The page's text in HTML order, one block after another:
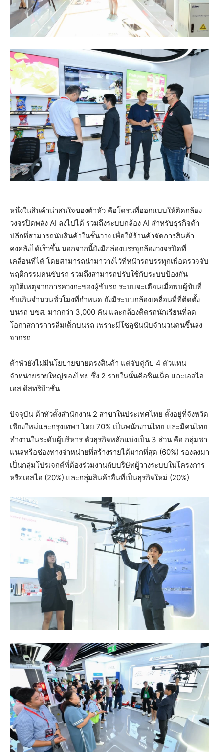
หนึ่งในสินค้าน่าสนใจของต้าหัว คือโดรนที่ออกแบบให้ติดกล้อง
วงจรปิดพลัง AI ลงไปได้ รวมถึงระบบกล้อง AI สำหรับธุรกิจค้า
ปลีกที่สามารถนับสินค้าในชั้นวาง เพื่อให้ร้านค้าจัดการสินค้า
คงคลังได้เร็วขึ้น นอกจากนี้ยังมีกล่องบรรจุกล้องวงจรปิดที่
เคลื่อนที่ได้ โดยสามารถนำมาวางไว้ที่หน้ารถบรรทุกเพื่อตรวจจับ
พฤติกรรมคนขับรถ รวมถึงสามารถปรับใช้กับระบบป้องกัน
อุบัติเหตุจากการควงกะของผู้ขับรถ ระบบจะเตือนเมื่อพบผู้ขับที่
ขับเกินจำนวนชั่วโมงที่กำหนด ยังมีระบบกล้องเคลื่อนที่ที่ติดตั้ง
บนรถ บขส. มากกว่า 3,000 คัน และกล้องติดรถนักเรียนที่ลด
โอกาสการการลืมเด็กบนรถ เพราะมีโซลูชันนับจำนวนคนขึ้นลง
จากรถ
ต้าหัวยังไม่มีนโยบายขายตรงสินค้า แต่จับคู่กับ 4 ตัวแทน
จำหน่ายรายใหญ่ของไทย ซึ่ง 2 รายในนั้นคือซินเน็ค และเอสไอ
เอส ดิสทริบิวชั่น
ปัจจุบัน ต้าหัวตั้งสำนักงาน 2 สาขาในประเทศไทย ตั้งอยู่ที่จังหวัด
เชียงใหม่และกรุงเทพฯ โดย 70% เป็นพนักงานไทย และมีคนไทย
ทำงานในระดับผู้บริหาร ตัวธุรกิจหลักแบ่งเป็น 3 ส่วน คือ กลุ่มชา
แนลหรือช่องทางจำหน่ายที่สร้างรายได้มากที่สุด (60%) รองลงมา
เป็นกลุ่มโปรเจกต์ที่ต้องร่วมงานกับบริษัทผู้วางระบบในโครงการ
หรือเอสไอ (20%) และกลุ่มสินค้าอื่นที่เป็นธุรกิจใหม่ (20%)